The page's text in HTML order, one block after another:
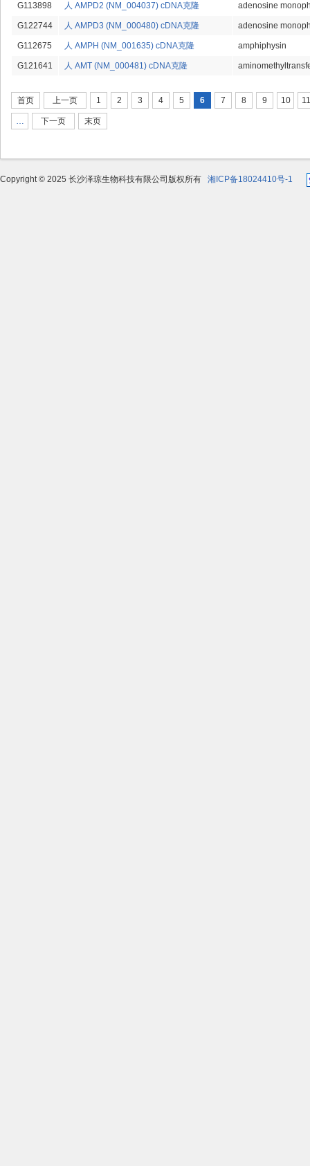
G113898 人 AMPD2 (NM_004037) cDNA克隆 adenosine
G122744 人 AMPD3 (NM_000480) cDNA克隆 adenosine
G112675 人 AMPH (NM_001635) cDNA克隆 amphiphysin
G121641 人 AMT (NM_000481) cDNA克隆
首页
上一页 1 2 3 4 5 6 7 8 9 10 11
… 下一页 末页
Copyright © 2025 长沙泽琼生物科技有限公司版权所有 湘ICP备18024410号-1